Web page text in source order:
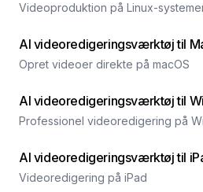
Videoproduktion på Linux-
AI videoredigeringsværktøj til
Opret videoer direkte på macOS
AI videoredigeringsværktøj til
Professionel videoredigering på
AI videoredigeringsværktøj til
Videoredigering på iPad